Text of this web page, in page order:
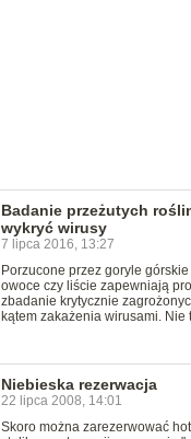
Badanie przeżutych
wykryć wirusy
7 lipca 2016, 13:27
Porzucone przez goryle
owoce czy liście zapewniają
zbadanie krytycznie
kątem zakażenia wirusami. Nie
Niebieska rezerwacja
22 lipca 2008, 14:01
Skoro można zarezerwować